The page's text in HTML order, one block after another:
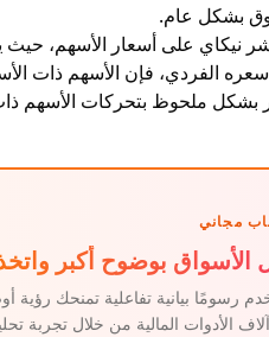
بشكل عام.
نيكاي علىأسعار الأسهم، حيث
الفردي، فإن الأسهم ذات
بشكل ملحوظ بتحركات الأسهم
مجاني
الأسواق بوضوح أكبر
رسومًا بيانية تفاعلية تمنحك رؤية
آلاف الأدوات المالية من خلال تجربة